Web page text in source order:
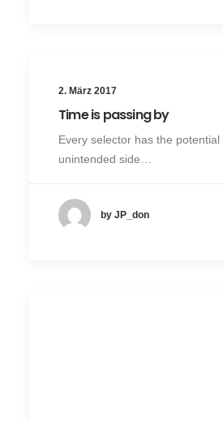
2. März 2017
Time is passing by
Every selector has the potential
unintended side…
by JP_don